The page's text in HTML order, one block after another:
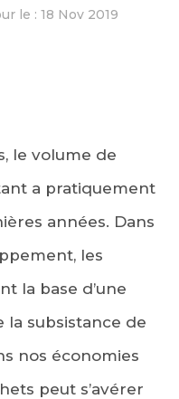
le : 18 Nov 2019
FACEBOOK
SUR
le volume de
a pratiquement
années. Dans
les
la base d’une
la subsistance de
nos économies
peut s’avérer